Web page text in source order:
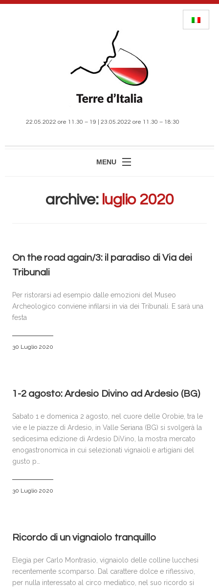
22.05.2022 ore 11.30 – 19 | 23.05.2022 ore 11.30 – 18:30
MENU
MANIFESTAZIONE
ACCREDITI E PRENOTAZIONI
SPONSOR & PARTNERS
NEWS
archive: luglio 2020
On the road again/3: il paradiso di Via dei
Tribunali
Per ristorarsi ad esempio dalle emozioni del Museo
Archeologico conviene infilarsi in via dei Tribunali. E sarà una
festa
30 Luglio 2020
1-2 agosto: Ardesio Divino ad Ardesio (BG)
Sabato 1 e domenica 2 agosto, nel cuore delle Orobie, tra le
vie e le piazze di Ardesio, in Valle Seriana (BG) si svolgerà la
sedicesima edizione di Ardesio DiVino, la mostra mercato
enogastronomica in cui selezionati vignaioli e artigiani del
gusto p…
30 Luglio 2020
Ricordo di un vignaiolo tranquillo
Elegia per Carlo Montrasio, vignaiolo delle colline lucchesi
recentemente scomparso. Dal carattere dolce e riflessivo,
per nulla interessato al circo mediatico, nel suo ricordo si